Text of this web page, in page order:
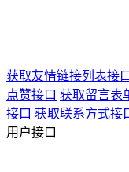
获取友情链接列表接口
点赞接口 获取留言表
接口 获取联系方式接
用户接口